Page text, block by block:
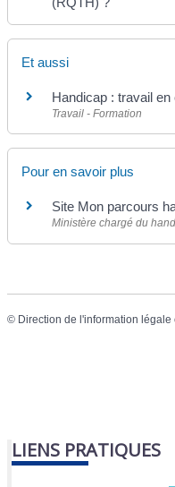
Et aussi
Handicap : travail
Travail - Formation
Pour en savoir plus
Site Mon parcours
Ministère chargé du
© Direction de l'information légale
LIENS PRATIQUES